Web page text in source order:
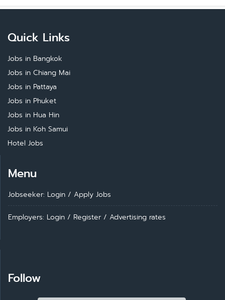
Quick Links
Jobs in Bangkok
Jobs in Chiang Mai
Jobs in Pattaya
Jobs in Phuket
Jobs in Hua Hin
Jobs in Koh Samui
Hotel Jobs
Menu
Jobseeker: Login / Apply Jobs
Employers: Login / Register / Advertising rates
Follow